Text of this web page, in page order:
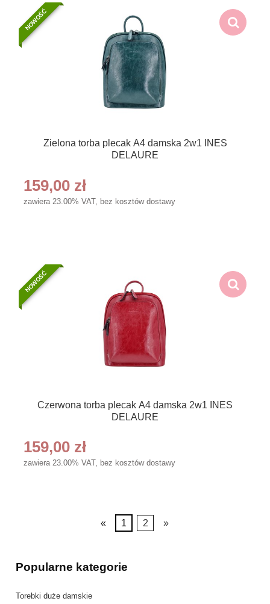
Zielona torba plecak A4 damska 2w1 INES
DELAURE
159,00 zł
zawiera 23.00% VAT, bez kosztów dostawy
NOWOŚĆ
Czerwona torba plecak A4 damska 2w1 INES
DELAURE
159,00 zł
zawiera 23.00% VAT, bez kosztów dostawy
NOWOŚĆ
« 1 2 »
Popularne kategorie
Torebki duże damskie